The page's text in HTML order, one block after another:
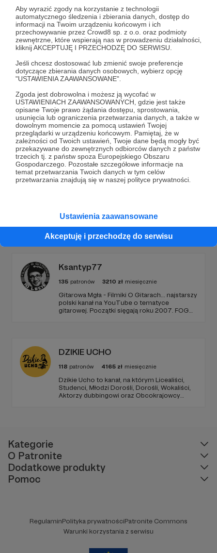
Aby wyrazić zgody na korzystanie z technologii
automatycznego śledzenia i zbierania danych, dostęp do
informacji na Twoim urządzeniu końcowym i ich
przechowywanie przez Crowd8 sp. z o.o. oraz podmioty
zewnętrzne, które wspierają nas w prowadzeniu działalności,
kliknij AKCEPTUJĘ I PRZECHODZĘ DO SERWISU.
Jeśli chcesz dostosować lub zmienić swoje preferencje
dotyczące zbierania danych osobowych, wybierz opcję
"USTAWIENIA ZAAWANSOWANE".
Zgoda jest dobrowolna i możesz ją wycofać w
USTAWIENIACH ZAAWANSOWANYCH, gdzie jest także
opisane Twoje prawo żądania dostępu, sprostowania,
usunięcia lub ograniczenia przetwarzania danych, a także w
dowolnym momencie za pomocą ustawień Twojej
przeglądarki w urządzeniu końcowym. Pamiętaj, że w
zależności od Twoich ustawień, Twoje dane będą mogły być
przekazywane do zewnętrznych odbiorców danych z państw
trzecich tj. z państw spoza Europejskiego Obszaru
Gospodarczego. Pozostałe szczegółowe informacje na
temat przetwarzania Twoich danych w tym celów
przetwarzania znajdują się w naszej polityce prywatności.
Ustawienia zaawansowane
Akceptuję i przechodzę do serwisu
mi na profil dziwne postacie posługujące się zwrotami,
których nie rozumieją i którymi próbują celować w moje
okna (...)".
Dołącz do grona Patronów!
Wesprzyj działalność AutoraBartek Fetysz już teraz!
Zostań Patronem
Promowani autorzy
Ksantyp77
135 patronów 3210 zł miesięcznie
Gitarowa Mgła - Filmiki O Gitarach... najstarszy
polski kanał na YouTube o tematyce
gitarowej. Początki sięgają roku 2007. FOG
DZIKIE UCHO
118 patronów 4165 zł miesięcznie
Dzikie Ucho to kanał, na którym Licealiści,
Studenci, Młodzi Dorośli, Dorośli, Wokaliści,
Aktorzy dubbingowi oraz Obcokrajowcy
Kategorie
O Patronite
Dodatkowe produkty
Pomoc
RegulaminPolityka prywatnościPatronite Commons
Warunki korzystania z serwisu